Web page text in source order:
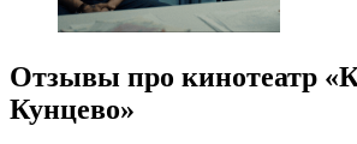
Отзывы про кинотеатр
Кунцево»